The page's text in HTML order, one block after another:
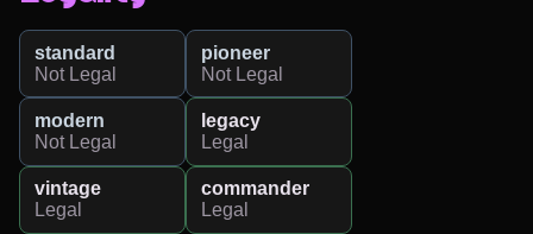
standard
Not Legal
pioneer
Not Legal
modern
Not Legal
legacy
Legal
vintage
Legal
commander
Legal